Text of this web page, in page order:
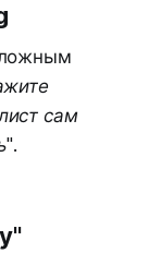
сам
.